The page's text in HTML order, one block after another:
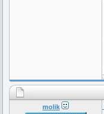
molik